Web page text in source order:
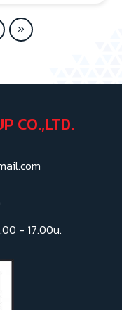
CO.,LTD.
- 17.00น.